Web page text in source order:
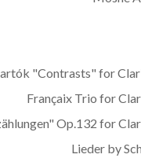
"Contrasts" for
Françaix Trio for
Op.132 for
Lieder by